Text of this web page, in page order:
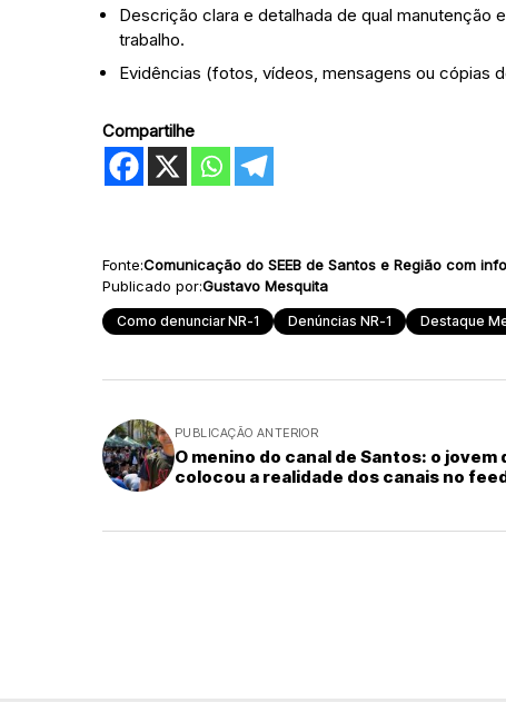
Descrição clara e detalhada de qual manutenção
trabalho.
Evidências (fotos, vídeos, mensagens ou cópias
Compartilhe
Fonte:Comunicação do SEEB de Santos e Região com
Publicado por:Gustavo Mesquita
Como denunciar NR-1 Denúncias NR-1 Destaque
PUBLICAÇÃO ANTERIOR
O menino do canal de Santos: o jovem
colocou a realidade dos canais no